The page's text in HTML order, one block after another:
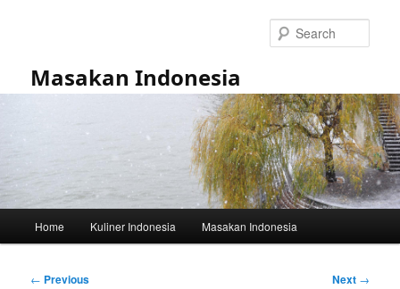
Masakan Indonesia
Home Kuliner Indonesia Masakan Indonesia
Post
← Previous Next →